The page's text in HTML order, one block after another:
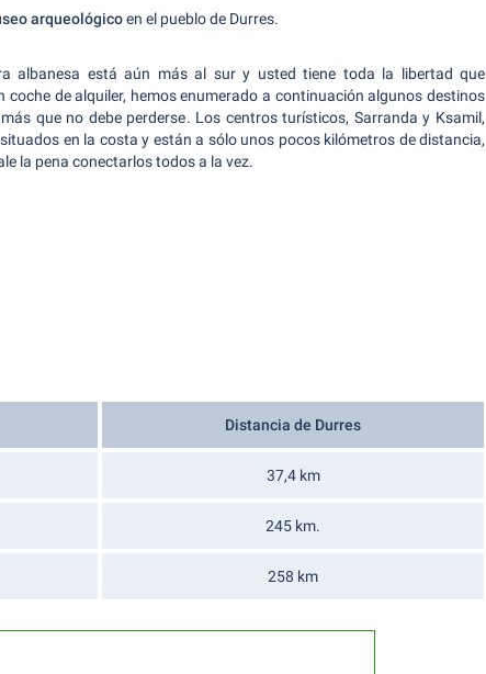
arqueológicoen el pueblo de Durres.
albanesa está aún más al sur y usted tiene toda la libertad que
coche de alquiler, hemos enumerado a continuación algunos destinos
que no debe perderse. Los centros turísticos, Sarranda y Ksamil,
en la costa y están a sólo unos pocos kilómetros de distancia,
la pena conectarlos todos a la vez.
Distancia de Durres
37,4 km
245 km.
258 km